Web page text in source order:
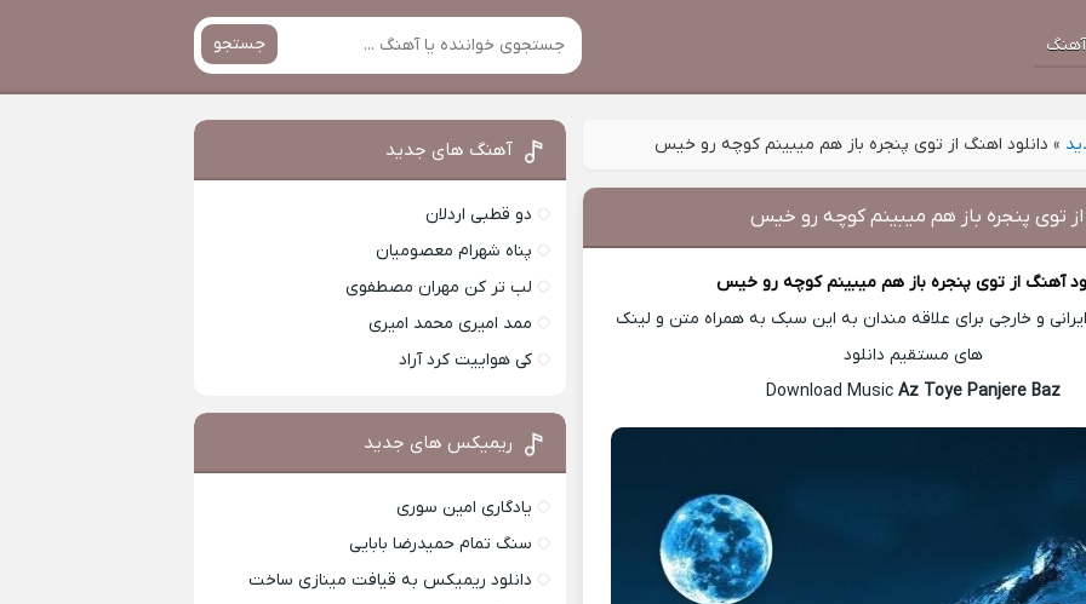
جستجو
» دانلود اهنگ از توی پنجره باز هم میبینم کوچه رو خیس
از توی پنجره باز هم میبینم کوچه رو خیس
آهنگ از توی پنجره باز هم میبینم کوچه رو خیس
و خارجی برای علاقه مندان به این سبک به همراه متن و لینک
های مستقیم دانلود
Download Music
Az Toye Panjere Baz
آهنگ های جدید
دو قطبی اردلان
پناه شهرام معصومیان
لب تر کن مهران مصطفوی
ممد امیری محمد امیری
کی هواییت کرد آراد
ریمیکس های جدید
یادگاری امین سوری
سنگ تمام حمیدرضا بابایی
دانلود ریمیکس به قیافت مینازی ساخت